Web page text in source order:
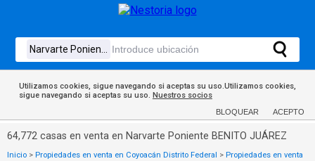
Utilizamos cookies, sigue navegando si aceptas su uso.Utilizamos cookies,
sigue navegando si aceptas su uso. Nuestros socios
BLOQUEAR ACEPTO
64,772 casas en venta en Narvarte Poniente BENITO JUÁREZ
Inicio > Propiedades en venta en Coyoacán Distrito Federal > Propiedades en venta